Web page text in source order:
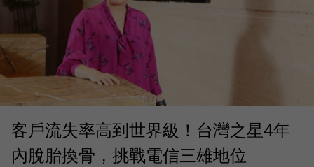
客戶流失率高到世界級！台灣之星4年
內脫胎換骨，挑戰電信三雄地位